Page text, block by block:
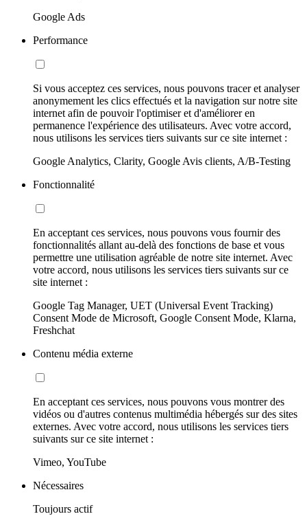
Google Ads
Performance
Si vous acceptez ces services, nous pouvons tracer et analyser
anonymement les clics effectués et la navigation sur notre site
internet afin de pouvoir l'optimiser et d'améliorer en
permanence l'expérience des utilisateurs. Avec votre accord,
nous utilisons les services tiers suivants sur ce site internet :
Google Analytics, Clarity, Google Avis clients, A/B-Testing
Fonctionnalité
En acceptant ces services, nous pouvons vous fournir des
fonctionnalités allant au-delà des fonctions de base et vous
permettre une utilisation agréable de notre site internet. Avec
votre accord, nous utilisons les services tiers suivants sur ce
site internet :
Google Tag Manager, UET (Universal Event Tracking)
Consent Mode de Microsoft, Google Consent Mode, Klarna,
Freshchat
Contenu média externe
En acceptant ces services, nous pouvons vous montrer des
vidéos ou d'autres contenus multimédia hébergés sur des sites
externes. Avec votre accord, nous utilisons les services tiers
suivants sur ce site internet :
Vimeo, YouTube
Nécessaires
Toujours actif